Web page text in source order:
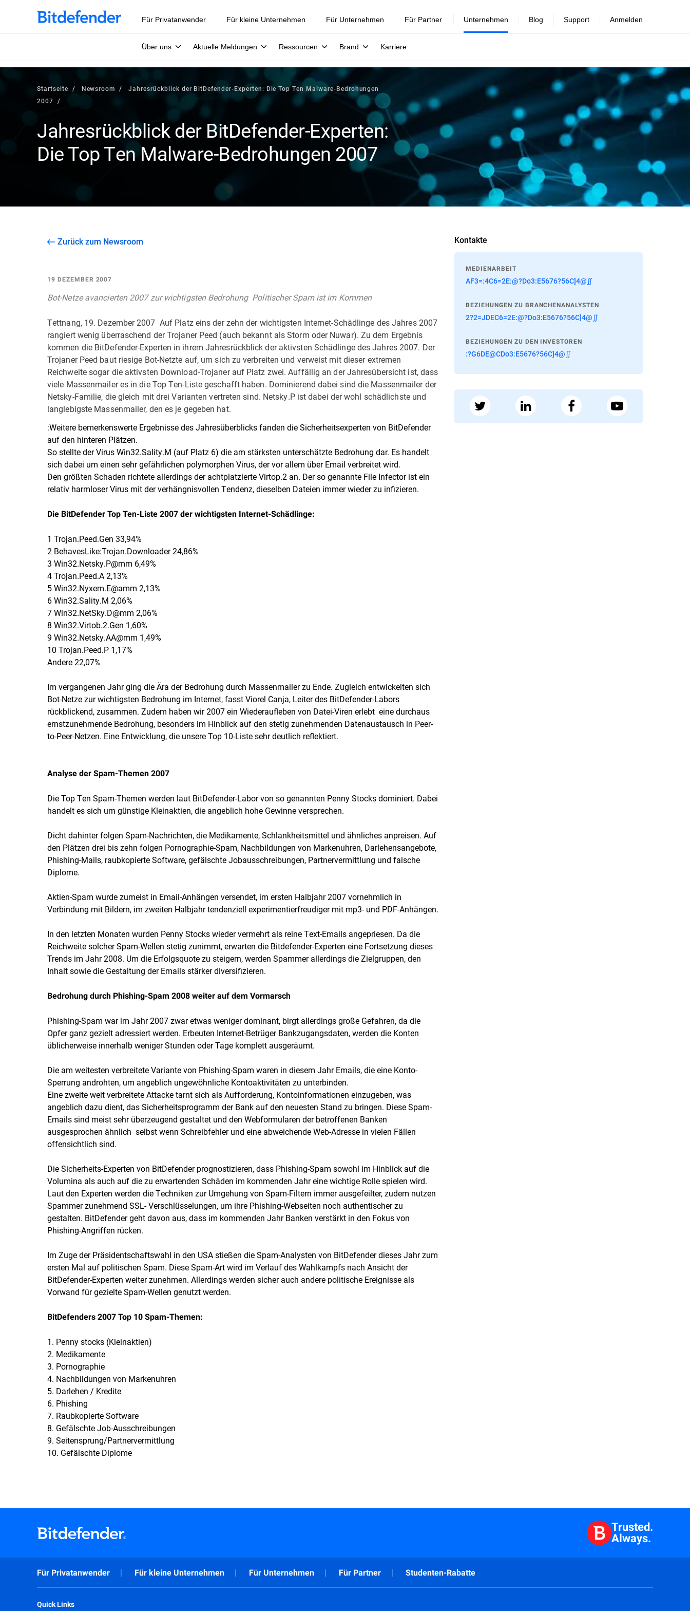
Für Privatanwender Für kleine Unternehmen Für Unternehmen Für Partner Unternehmen
Über uns Aktuelle Meldungen Ressourcen Brand Karriere
Blog Support Anmelden
Startseite Newsroom
Jahresrückblick der BitDefender-Experten: Die Top Ten Malware-Bedrohungen
2007
Jahresrückblick der BitDefender-Experten:
Die Top Ten Malware-Bedrohungen 2007
Zurück zum Newsroom
19 DEZEMBER 2007
Bot-Netze avancierten 2007 zur wichtigsten Bedrohung  Politischer Spam ist im Kommen
Tettnang, 19. Dezember 2007  Auf Platz eins der zehn der wichtigsten Internet-Schädlinge des Jahres 2007
rangiert wenig überraschend der Trojaner Peed (auch bekannt als Storm oder Nuwar). Zu dem Ergebnis
kommen die BitDefender-Experten in ihrem Jahresrückblick der aktivsten Schädlinge des Jahres 2007. Der
Trojaner Peed baut riesige Bot-Netzte auf, um sich zu verbreiten und verweist mit dieser extremen
Reichweite sogar die aktivsten Download-Trojaner auf Platz zwei. Auffällig an der Jahresübersicht ist, dass
viele Massenmailer es in die Top Ten-Liste geschafft haben. Dominierend dabei sind die Massenmailer der
Netsky-Familie, die gleich mit drei Varianten vertreten sind. Netsky.P ist dabei der wohl schädlichste und
langlebigste Massenmailer, den es je gegeben hat.
:Weitere bemerkenswerte Ergebnisse des Jahresüberblicks fanden die Sicherheitsexperten von BitDefender
auf den hinteren Plätzen.
So stellte der Virus Win32.Sality.M (auf Platz 6) die am stärksten unterschätzte Bedrohung dar. Es handelt
sich dabei um einen sehr gefährlichen polymorphen Virus, der vor allem über Email verbreitet wird.
Den größten Schaden richtete allerdings der achtplatzierte Virtop.2 an. Der so genannte File Infector ist ein
relativ harmloser Virus mit der verhängnisvollen Tendenz, dieselben Dateien immer wieder zu infizieren.
Die BitDefender Top Ten-Liste 2007 der wichtigsten Internet-Schädlinge:
1 Trojan.Peed.Gen 33,94%
2 BehavesLike:Trojan.Downloader 24,86%
3 Win32.Netsky.P@mm 6,49%
4 Trojan.Peed.A 2,13%
5 Win32.Nyxem.E@amm 2,13%
6 Win32.Sality.M 2,06%
7 Win32.NetSky.D@mm 2,06%
8 Win32.Virtob.2.Gen 1,60%
9 Win32.Netsky.AA@mm 1,49%
10 Trojan.Peed.P 1,17%
Andere 22,07%
Im vergangenen Jahr ging die Ära der Bedrohung durch Massenmailer zu Ende. Zugleich entwickelten sich
Bot-Netze zur wichtigsten Bedrohung im Internet, fasst Viorel Canja, Leiter des BitDefender-Labors
rückblickend, zusammen. Zudem haben wir 2007 ein Wiederaufleben von Datei-Viren erlebt  eine durchaus
ernstzunehmende Bedrohung, besonders im Hinblick auf den stetig zunehmenden Datenaustausch in Peer-
to-Peer-Netzen. Eine Entwicklung, die unsere Top 10-Liste sehr deutlich reflektiert.
Analyse der Spam-Themen 2007
Die Top Ten Spam-Themen werden laut BitDefender-Labor von so genannten Penny Stocks dominiert. Dabei
handelt es sich um günstige Kleinaktien, die angeblich hohe Gewinne versprechen.
Dicht dahinter folgen Spam-Nachrichten, die Medikamente, Schlankheitsmittel und ähnliches anpreisen. Auf
den Plätzen drei bis zehn folgen Pornographie-Spam, Nachbildungen von Markenuhren, Darlehensangebote,
Phishing-Mails, raubkopierte Software, gefälschte Jobausschreibungen, Partnervermittlung und falsche
Diplome.
Aktien-Spam wurde zumeist in Email-Anhängen versendet, im ersten Halbjahr 2007 vornehmlich in
Verbindung mit Bildern, im zweiten Halbjahr tendenziell experimentierfreudiger mit mp3- und PDF-Anhängen.
In den letzten Monaten wurden Penny Stocks wieder vermehrt als reine Text-Emails angepriesen. Da die
Reichweite solcher Spam-Wellen stetig zunimmt, erwarten die Bitdefender-Experten eine Fortsetzung dieses
Trends im Jahr 2008. Um die Erfolgsquote zu steigern, werden Spammer allerdings die Zielgruppen, den
Inhalt sowie die Gestaltung der Emails stärker diversifizieren.
Bedrohung durch Phishing-Spam 2008 weiter auf dem Vormarsch
Phishing-Spam war im Jahr 2007 zwar etwas weniger dominant, birgt allerdings große Gefahren, da die
Opfer ganz gezielt adressiert werden. Erbeuten Internet-Betrüger Bankzugangsdaten, werden die Konten
üblicherweise innerhalb weniger Stunden oder Tage komplett ausgeräumt.
Die am weitesten verbreitete Variante von Phishing-Spam waren in diesem Jahr Emails, die eine Konto-
Sperrung androhten, um angeblich ungewöhnliche Kontoaktivitäten zu unterbinden.
Eine zweite weit verbreitete Attacke tarnt sich als Aufforderung, Kontoinformationen einzugeben, was
angeblich dazu dient, das Sicherheitsprogramm der Bank auf den neuesten Stand zu bringen. Diese Spam-
Emails sind meist sehr überzeugend gestaltet und den Webformularen der betroffenen Banken
ausgesprochen ähnlich  selbst wenn Schreibfehler und eine abweichende Web-Adresse in vielen Fällen
offensichtlich sind.
Die Sicherheits-Experten von BitDefender prognostizieren, dass Phishing-Spam sowohl im Hinblick auf die
Volumina als auch auf die zu erwartenden Schäden im kommenden Jahr eine wichtige Rolle spielen wird.
Laut den Experten werden die Techniken zur Umgehung von Spam-Filtern immer ausgefeilter, zudem nutzen
Spammer zunehmend SSL- Verschlüsselungen, um ihre Phishing-Webseiten noch authentischer zu
gestalten. BitDefender geht davon aus, dass im kommenden Jahr Banken verstärkt in den Fokus von
Phishing-Angriffen rücken.
Im Zuge der Präsidentschaftswahl in den USA stießen die Spam-Analysten von BitDefender dieses Jahr zum
ersten Mal auf politischen Spam. Diese Spam-Art wird im Verlauf des Wahlkampfs nach Ansicht der
BitDefender-Experten weiter zunehmen. Allerdings werden sicher auch andere politische Ereignisse als
Vorwand für gezielte Spam-Wellen genutzt werden.
BitDefenders 2007 Top 10 Spam-Themen:
1. Penny stocks (Kleinaktien)
2. Medikamente
3. Pornographie
4. Nachbildungen von Markenuhren
5. Darlehen / Kredite
6. Phishing
7. Raubkopierte Software
8. Gefälschte Job-Ausschreibungen
9. Seitensprung/Partnervermittlung
10. Gefälschte Diplome
Kontakte
MEDIENARBEIT
AF3=:4C6=2E:@?Do3:E5676?56C]4@∬
BEZIEHUNGEN ZU BRANCHENANALYSTEN
2?2=JDEC6=2E:@?Do3:E5676?56C]4@∬
BEZIEHUNGEN ZU DEN INVESTOREN
:?G6DE@CDo3:E5676?56C]4@∬
Trusted.
Always.
Für Privatanwender Für kleine Unternehmen Für Unternehmen Für Partner Studenten-Rabatte
Quick Links